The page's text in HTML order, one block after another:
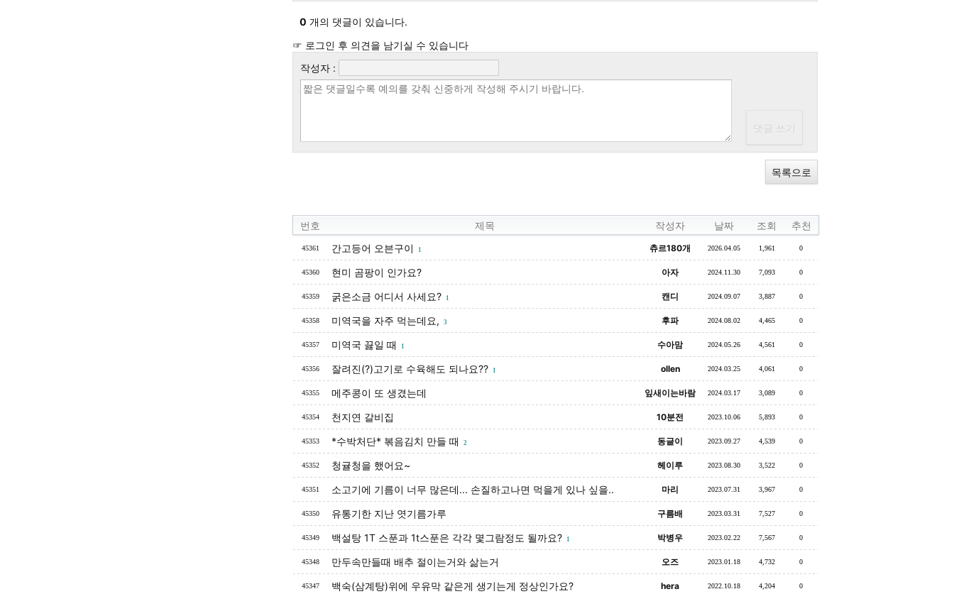
0 개의 댓글이 있습니다.
☞ 로그인 후 의견을 남기실 수 있습니다
작성자 :
목록으로
번호 제목 작성자 날짜 조회 추천
45361 간고등어 오븐구이 1 츄르180개 2026.04.05 1,961 0
45360 현미 곰팡이 인가요? 아자 2024.11.30 7,093 0
45359 굵은소금 어디서 사세요? 1 캔디 2024.09.07 3,887 0
45358 미역국을 자주 먹는데요, 3 후파 2024.08.02 4,465 0
45357 미역국 끓일 때 1 수아맘 2024.05.26 4,561 0
45356 잘려진(?)고기로 수육해도 되나요?? 1 ollen 2024.03.25 4,061 0
45355 메주콩이 또 생겼는데 잎새이는바람 2024.03.17 3,089 0
45354 천지연 갈비집 10분전 2023.10.06 5,893 0
45353 *수박처단* 볶음김치 만들 때 2 동글이 2023.09.27 4,539 0
45352 청귤청을 했어요~ 헤이루 2023.08.30 3,522 0
45351 소고기에 기름이 너무 많은데... 손질하고나면 먹을게 있나 싶을.. 마리 2023.07.31 3,967 0
45350 유통기한 지난 엿기름가루 구름배 2023.03.31 7,527 0
45349 백설탕 1T 스푼과 1t스푼은 각각 몇그람정도 될까요? 1 박병우 2023.02.22 7,567 0
45348 만두속만들때 배추 절이는거와 삶는거 오즈 2023.01.18 4,732 0
45347 백숙(삼계탕)위에 우유막 같은게 생기는게 정상인가요? hera 2022.10.18 4,204 0